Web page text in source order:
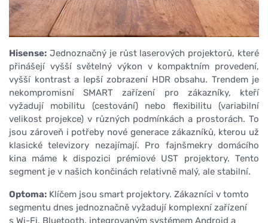
Hisense: Jednoznačný je růst laserových projektorů, které
přinášejí vyšší světelný výkon v kompaktním provedení,
vyšší kontrast a lepší zobrazení HDR obsahu. Trendem je
nekompromisní SMART zařízení pro zákazníky, kteří
vyžadují mobilitu (cestování) nebo flexibilitu (variabilní
velikost projekce) v různých podmínkách a prostorách. To
jsou zároveň i potřeby nové generace zákazníků, kterou už
klasické televizory nezajímají. Pro fajnšmekry domácího
kina máme k dispozici prémiové UST projektory. Tento
segment je v našich končinách relativně malý, ale stabilní.
Optoma: Klíčem jsou smart projektory. Zákazníci v tomto
segmentu dnes jednoznačně vyžadují komplexní zařízení
s Wi-Fi, Bluetooth, integrovaným systémem Android a